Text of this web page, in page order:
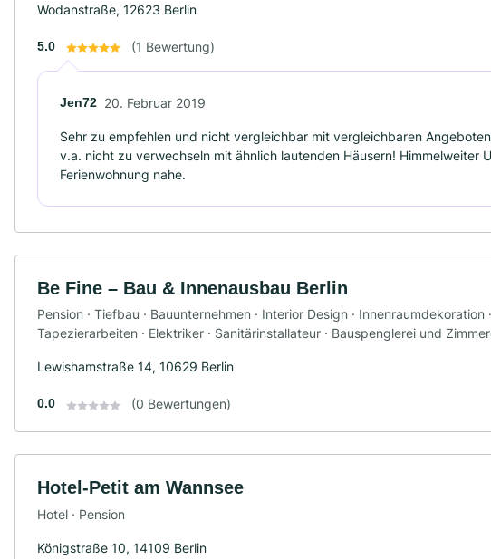
Wodanstraße, 12623 Berlin
5.0 (1 Bewertung)
Jen72 20. Februar 2019
Sehr zu empfehlen und nicht vergleichbar mit vergleichbaren
v.a. nicht zu verwechseln mit ähnlich lautenden Häusern! Himmelweiter
Ferienwohnung nahe.
Be Fine – Bau & Innenausbau Berlin
Pension · Tiefbau · Bauunternehmen · Interior Design · Innenraumdekoration
Tapezierarbeiten · Elektriker · Sanitärinstallateur · Bauspenglerei und
Lewishamstraße 14, 10629 Berlin
0.0 (0 Bewertungen)
Hotel-Petit am Wannsee
Hotel · Pension
Königstraße 10, 14109 Berlin